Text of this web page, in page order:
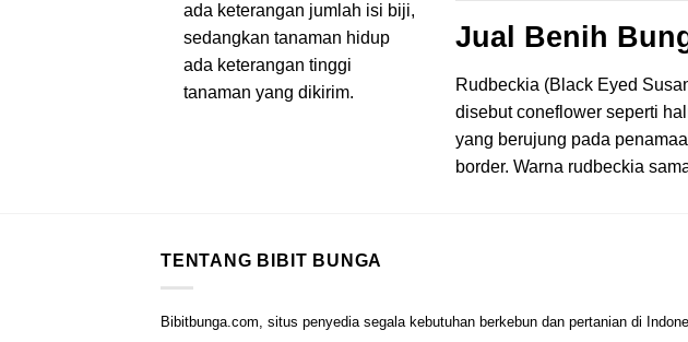
ada keterangan jumlah isi biji,
sedangkan tanaman hidup
ada keterangan tinggi
tanaman yang dikirim.
Jual Benih
Rudbeckia (Black Eyed
disebut coneflower seperti
yang berujung pada
border. Warna rudbeckia
TENTANG BIBIT BUNGA
Bibitbunga.com, situs penyedia segala kebutuhan berkebun dan pertanian di